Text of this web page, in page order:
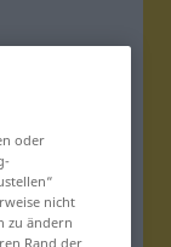
oder
nicht
zu ändern
Rand der